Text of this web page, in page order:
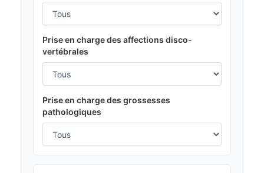
Prise en charge des affections disco-
vertébrales
Prise en charge des grossesses
pathologiques